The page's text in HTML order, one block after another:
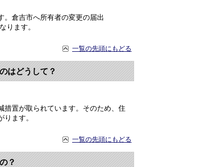
倉吉市へ所有者の変更の届出
ります。
一覧の先頭にもどる
はどうして？
置が取られています。そのため、住
ます。
一覧の先頭にもどる
？